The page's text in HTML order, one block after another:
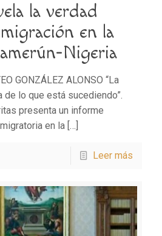
la verdad
en la
Nigeria
GONZÁLEZ ALONSO “La
de lo que está sucediendo”.
presenta un informe
en la […]
Leer más